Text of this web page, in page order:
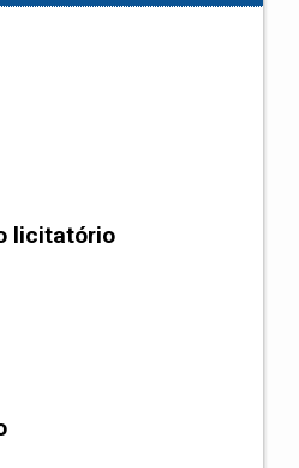
licitatório